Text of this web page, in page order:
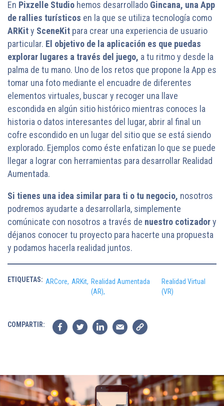
En Pixzelle Studio hemos desarrollado Gincana, una App
de rallies turísticos en la que se utiliza tecnología como
ARKity SceneKit para crear una experiencia de usuario
particular. El objetivo de la aplicación es que puedas
explorar lugares a través del juego, a tu ritmo y desde la
palma de tu mano. Uno de los retos que propone la App es
tomar una foto mediante el encuadre de diferentes
elementos virtuales, buscar y recoger una llave
escondida en algún sitio histórico mientras conoces la
historia o datos interesantes del lugar, abrir al final un
cofre escondido en un lugar del sitio que se está siendo
explorado. Ejemplos como éste enfatizan lo que se puede
llegar a lograr con herramientas para desarrollar Realidad
Aumentada.
Si tienes una idea similar para ti o tu negocio, nosotros
podremos ayudarte a desarrollarla, simplemente
comúnicate con nosotros a través de nuestro cotizadory
déjanos conocer tu proyecto para hacerte una propuesta
y podamos hacerla realidad juntos.
ETIQUETAS: ARCore, ARKit, Realidad Aumentada
(AR),
Realidad Virtual
(VR)
COMPARTIR: